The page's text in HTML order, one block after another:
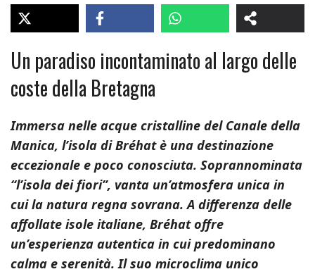
Un paradiso incontaminato al largo delle
coste della Bretagna
Immersa nelle acque cristalline del Canale della
Manica, l’isola di Bréhat è una destinazione
eccezionale e poco conosciuta. Soprannominata
“l’isola dei fiori”, vanta un’atmosfera unica in
cui la natura regna sovrana. A differenza delle
affollate isole italiane, Bréhat offre
un’esperienza autentica in cui predominano
calma e serenità. Il suo microclima unico